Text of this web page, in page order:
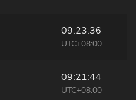
09:23:36
UTC+08:00
09:21:44
UTC+08:00